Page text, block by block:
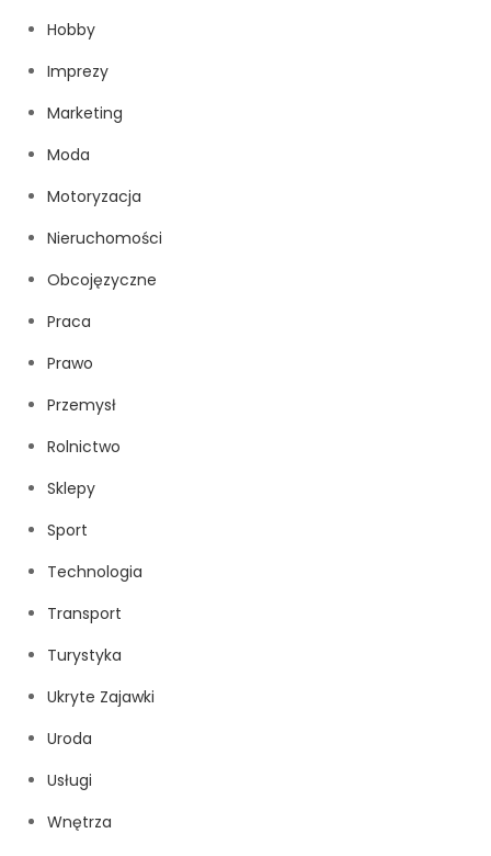
Hobby
Imprezy
Marketing
Moda
Motoryzacja
Nieruchomości
Obcojęzyczne
Praca
Prawo
Przemysł
Rolnictwo
Sklepy
Sport
Technologia
Transport
Turystyka
Ukryte Zajawki
Uroda
Usługi
Wnętrza